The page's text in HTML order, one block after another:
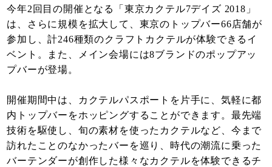
今年2回目の開催となる「東京カクテル7デイズ 2018」
は、さらに規模を拡大して、東京のトップバー66店舗が
参加し、計246種類のクラフトカクテルが体験できるイ
ベント。また、メイン会場には8ブランドのポップアッ
プバーが登場。
開催期間中は、カクテルパスポートを片手に、気軽に都
内トップバーをホッピングすることができます。最先端
技術を駆使し、旬の素材を使ったカクテルなど、今まで
訪れたことのなかったバーを巡り、時代の潮流に乗った
バーテンダーが創作した様々なカクテルを体験できるチ